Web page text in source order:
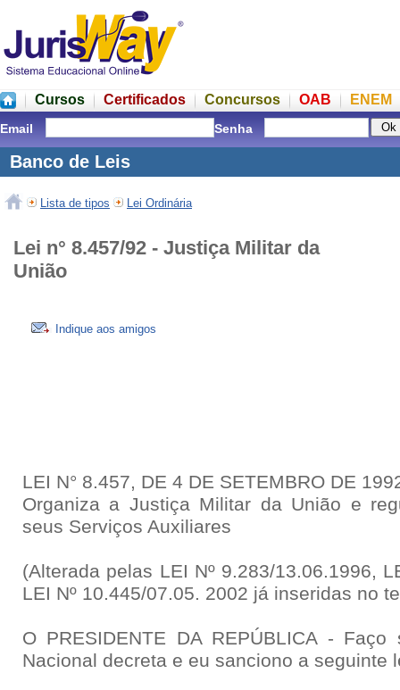
Cursos Certificados Concursos OAB ENEM
Email Senha
Banco de Leis
Lista de tipos Lei Ordinária
Lei n° 8.457/92 - Justiça Militar da
União
Indique aos amigos
LEI N° 8.457, DE 4 DE SETEMBRO DE
Organiza a Justiça Militar da União e
seus Serviços Auxiliares
(Alterada pelas LEI Nº 9.283/13.06.1996,
LEI Nº 10.445/07.05. 2002 já inseridas no
O PRESIDENTE DA REPÚBLICA -
Nacional decreta e eu sanciono a seguinte